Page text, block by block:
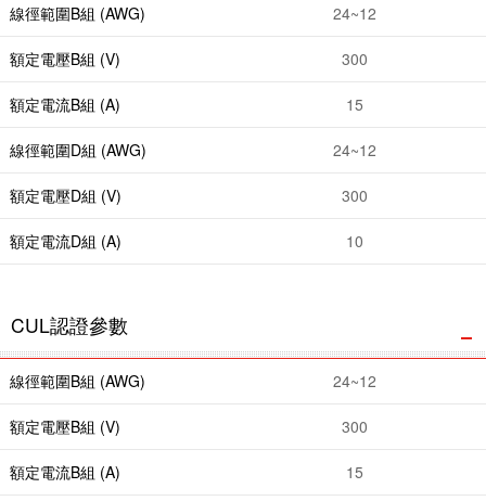
線徑範圍B組 (AWG) 24~12
額定電壓B組 (V) 300
額定電流B組 (A) 15
線徑範圍D組 (AWG) 24~12
額定電壓D組 (V) 300
額定電流D組 (A) 10
CUL認證參數
線徑範圍B組 (AWG) 24~12
額定電壓B組 (V) 300
額定電流B組 (A) 15